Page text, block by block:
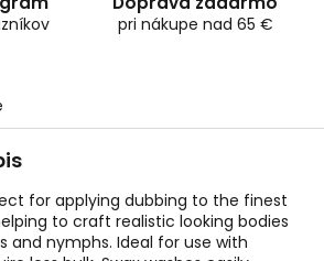
pri nákupe nad 65 €
for applying dubbing to the finest
to craft realistic looking bodies
and nymphs. Ideal for use with